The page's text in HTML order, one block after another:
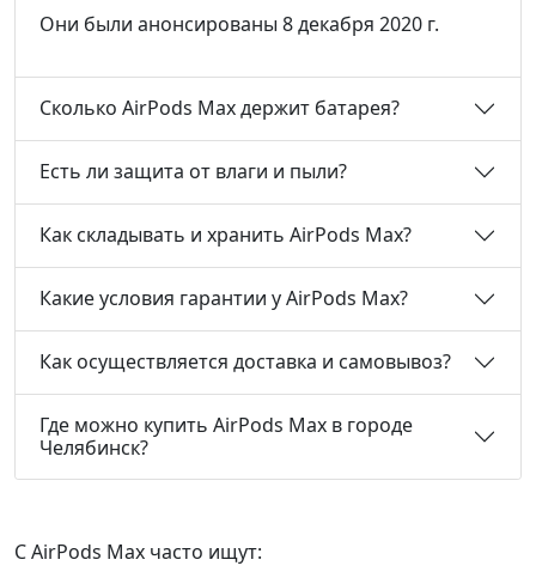
Они были анонсированы 8 декабря 2020 г.
Сколько AirPods Max держит батарея?
Есть ли защита от влаги и пыли?
Как складывать и хранить AirPods Max?
Какие условия гарантии у AirPods Max?
Как осуществляется доставка и самовывоз?
Где можно купить AirPods Max в городе
Челябинск?
С AirPods Max часто ищут: